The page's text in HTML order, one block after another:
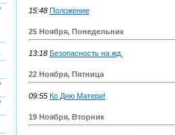
15:48 Положение
25 Ноября, Понедельник
13:18 Безопасность на жд.
22 Ноября, Пятница
09:55 Ко Дню Матери!
19 Ноября, Вторник